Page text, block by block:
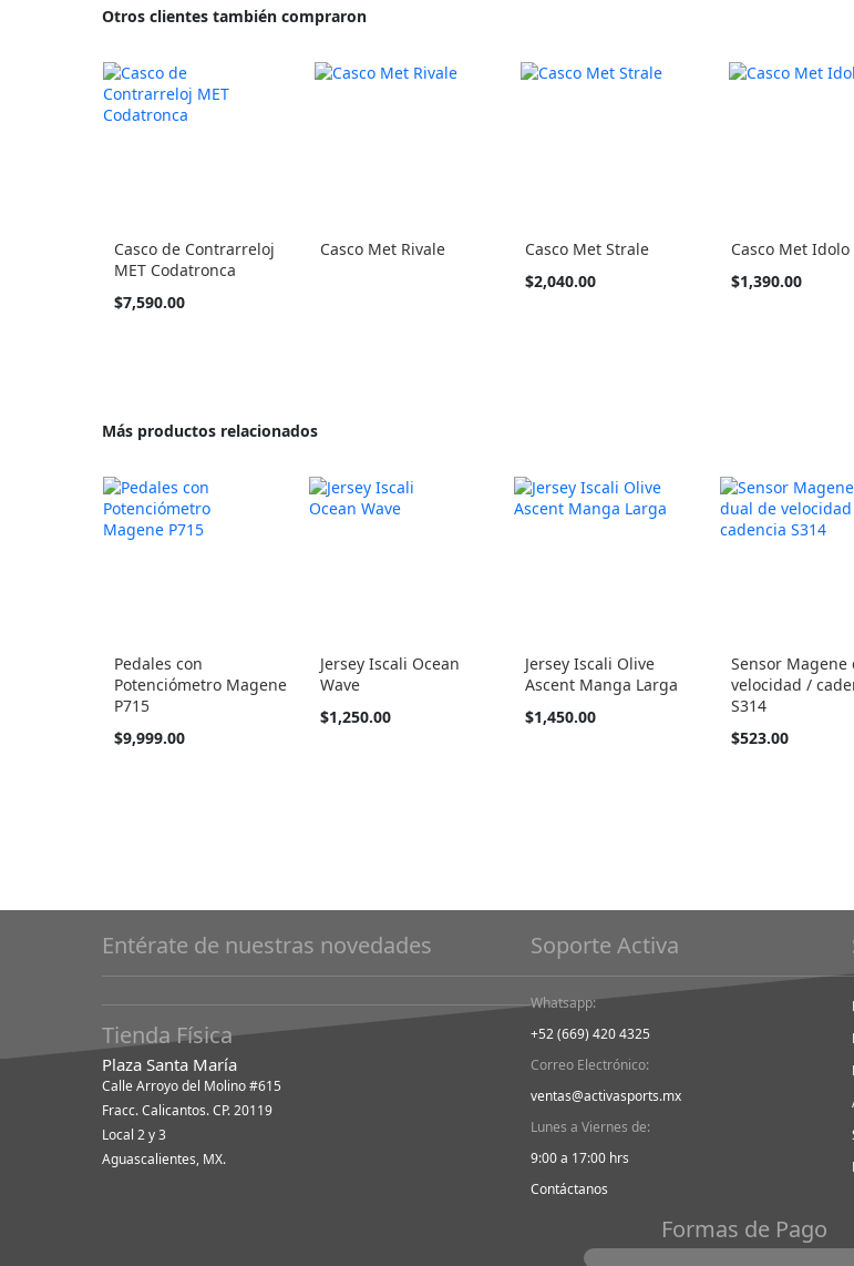
Otros clientes también compraron
Casco de Contrarreloj
MET Codatronca
Tan
$7,590.00
Casco Met Rivale Casco Met Strale
Tan
$2,040.00
Casco Met Idolo
Tan
$1,390.00
Más productos relacionados
Pedales con
Potenciómetro Magene
P715
$9,999.00
Jersey Iscali Ocean
Wave
Tan
$1,250.00
Jersey Iscali Olive
Ascent Manga Larga
Tan
$1,450.00
Sensor Magene
velocidad /
S314
$523.00
Entérate de nuestras novedades
Tienda Física
Plaza Santa María
Calle Arroyo del Molino #615
Fracc. Calicantos. CP. 20119
Local 2 y 3
Aguascalientes, MX.
Soporte Activa
Whatsapp:
+52 (669) 420 4325
Correo Electrónico:
ventas@activasports.mx
Lunes a Viernes de:
9:00 a 17:00 hrs
Contáctanos
Formas de Pago